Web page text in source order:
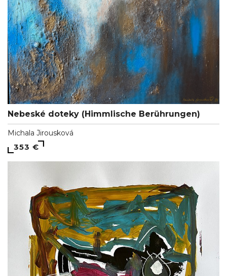
Nebeské doteky (Himmlische Berührungen)
Michala Jirousková
353 €